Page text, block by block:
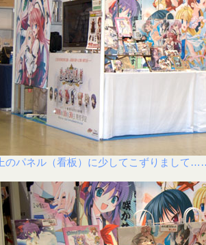
上のパネル（看板）に少してこずりまして